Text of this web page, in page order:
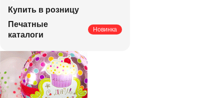
Купить в розницу
Печатные
каталоги
Новинка